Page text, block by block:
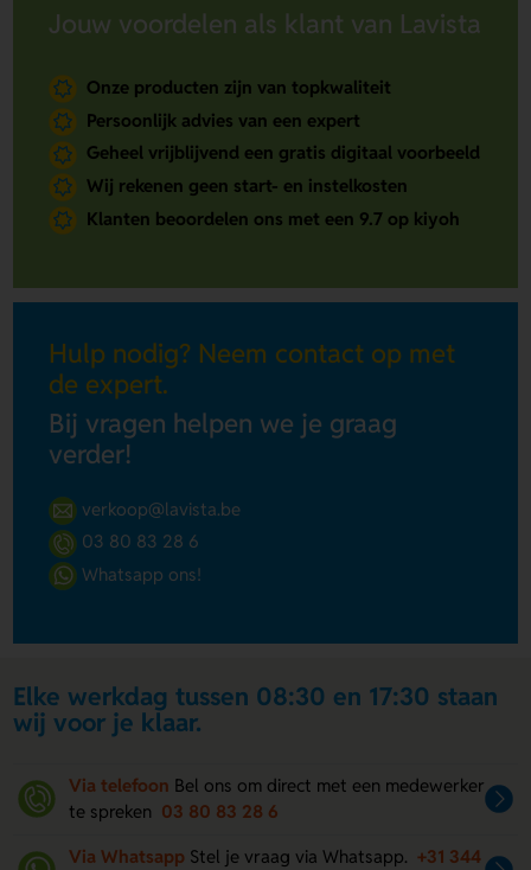
Jouw voordelen als klant van Lavista
Onze producten zijn van topkwaliteit
Persoonlijk advies van een expert
Geheel vrijblijvend een gratis digitaal voorbeeld
Wij rekenen geen start- en instelkosten
Klanten beoordelen ons met een 9.7 op kiyoh
Hulp nodig? Neem contact op met
de expert.
Bij vragen helpen we je graag
verder!
verkoop@lavista.be
03 80 83 28 6
Whatsapp ons!
Elke werkdag tussen 08:30 en 17:30 staan
wij voor je klaar.
Via telefoon Bel ons om direct met een medewerker
te spreken 03 80 83 28 6
Via Whatsapp Stel je vraag via Whatsapp. +31 344